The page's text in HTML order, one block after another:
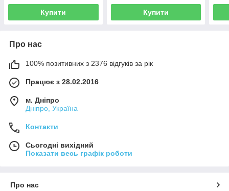
Купити Купити
Про нас
100% позитивних з 2376 відгуків за рік
Працює з 28.02.2016
м. Дніпро
Дніпро, Україна
Контакти
Сьогодні вихідний
Показати весь графік роботи
Про нас